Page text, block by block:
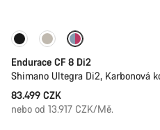
Endurace CF 8 Di2
Shimano Ultegra Di2, Karbonová
83.499 CZK
nebo od 13.917 CZK/Mě.